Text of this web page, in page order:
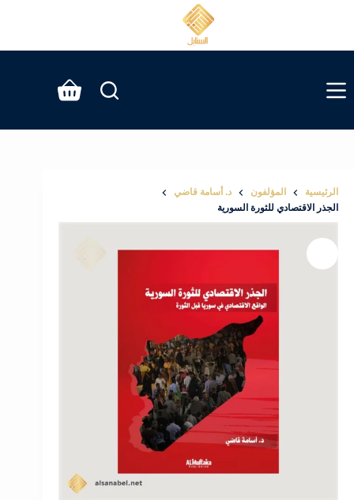
عربة
التسوق
الرئيسية المؤلفون
د. أسامة قاضي
الجذر الاقتصادي للثورة السورية